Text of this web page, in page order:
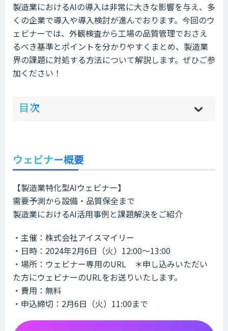
製造業におけるAIの導入は非常に大きな影響を与え、多
くの企業で導入や導入検討が進んでおります。今回のウ
ェビナーでは、外観検査から工場の品質管理でおさえ
るべき基準とポイントを分かりやすくまとめ、製造業
界の課題に対処する方法について解説します。ぜひご参
加ください！
目次 hi
]
sh
]
ウェビナー概要
【製造業特化型AIウェビナー】
需要予測から設備・品質保全まで
製造業におけるAI活用事例と課題解決をご紹介
・主催：株式会社アイスマイリー
・日時：2024年2月6日（火）12:00～13:00
・場所：ウェビナー専用のURL ＊申し込みいただい
た方にウェビナーのURLをお送りいたします。
・費用：無料
・申込締切：2月6日（火）11:00まで